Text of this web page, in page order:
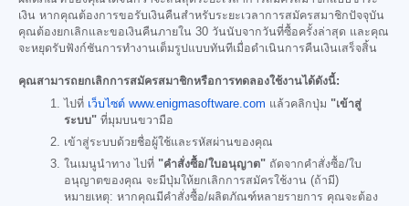
เงิน หากคุณต้องการขอรับเงินคืนสำหรับระยะเวลาการสมัครสมาชิกปัจจุบัน
คุณต้องยกเลิกและขอเงินคืนภายใน 30 วันนับจากวันที่ซื้อครั้งล่าสุด และคุณ
จะหยุดรับฟังก์ชันการทำงานเต็มรูปแบบทันทีเมื่อดำเนินการคืนเงินเสร็จสิ้น
คุณสามารถยกเลิกการสมัครสมาชิกหรือการทดลองใช้งานได้ดังนี้:
ไปที่ เว็บไซต์ www.enigmasoftware.com แล้วคลิกปุ่ม "เข้าสู่
ระบบ" ที่มุมบนขวามือ
เข้าสู่ระบบด้วยชื่อผู้ใช้และรหัสผ่านของคุณ
ในเมนูนำทาง ไปที่ "คำสั่งซื้อ/ใบอนุญาต" ถัดจากคำสั่งซื้อ/ใบ
อนุญาตของคุณ จะมีปุ่มให้ยกเลิกการสมัครใช้งาน (ถ้ามี)
หมายเหตุ: หากคุณมีคำสั่งซื้อ/ผลิตภัณฑ์หลายรายการ คุณจะต้อง